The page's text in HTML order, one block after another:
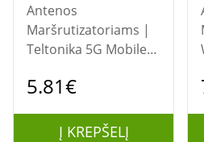
Antenos
Maršrutizatoriams |
Teltonika 5G Mobile
Antenna | PR1US540
960/1410-1610/1710-
5.81€
Į KREPŠELĮ